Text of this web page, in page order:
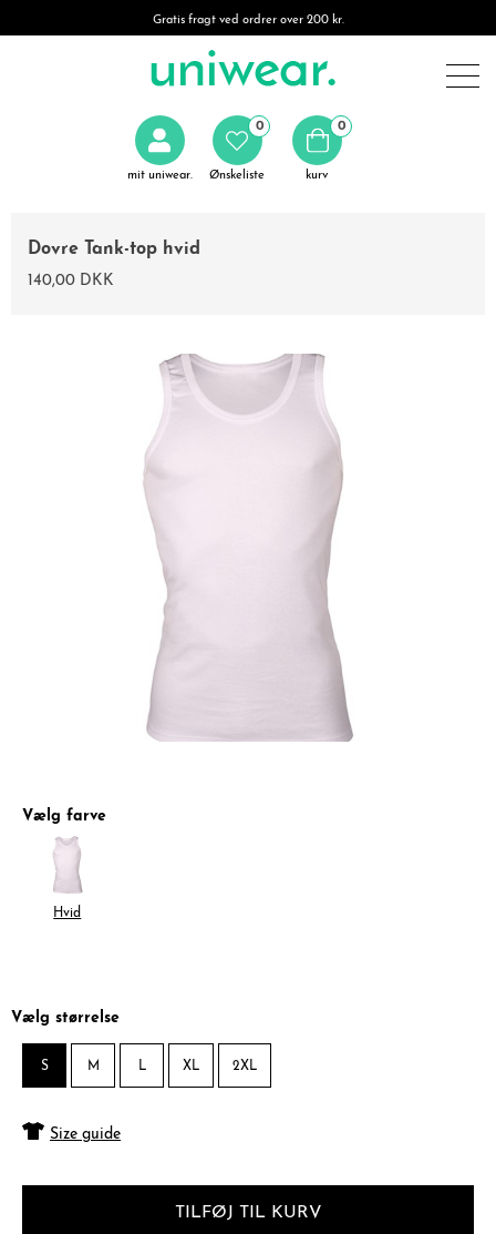
Gratis fragt ved ordrer over 200 kr.
mit uniwear. Ønskeliste
0 0
kurv
Dovre Tank-top hvid
140,00 DKK
Vælg farve
Hvid
Vælg størrelse
S M L XL 2XL
Size guide
TILFØJ TIL KURV